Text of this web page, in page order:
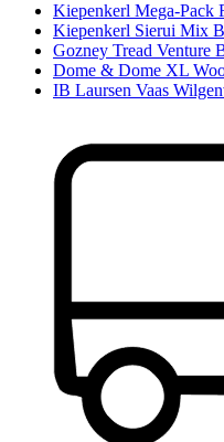
Kiepenkerl Mega-Pack
Kiepenkerl Sierui Mix
Gozney Tread Venture
Dome & Dome XL
IB Laursen Vaas